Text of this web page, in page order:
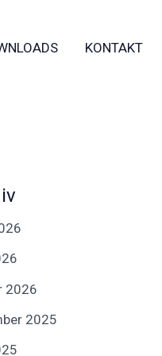
KONTAKT
2026
2025